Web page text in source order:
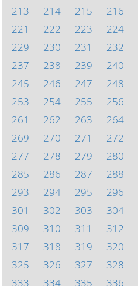
213
214 215 216
221
222 223 224
229
230 231 232
237
238 239 240
245
246 247 248
253
254 255 256
261
262 263 264
269
270 271 272
277
278 279 280
285
286 287 288
293
294 295 296
301
302 303 304
309
310 311 312
317
318 319 320
325
326 327 328
333
334 335 336